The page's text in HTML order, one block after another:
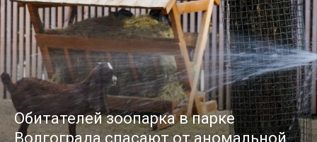
Обитателей зоопарка в парке
Волгограда спасают от аномальной